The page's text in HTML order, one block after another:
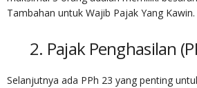
Tambahan untuk Wajib Pajak Yang Kawin.
2. Pajak Penghasilan
Selanjutnya ada PPh 23 yang penting